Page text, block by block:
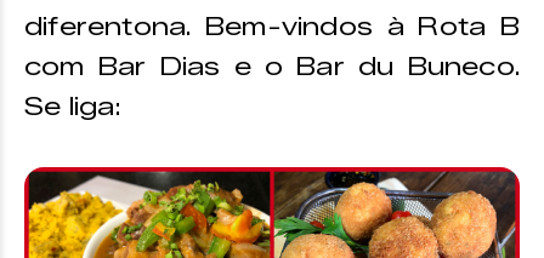
diferentona. Bem-vindos à Rota B
com Bar Dias e o Bar du Buneco.
Se liga: